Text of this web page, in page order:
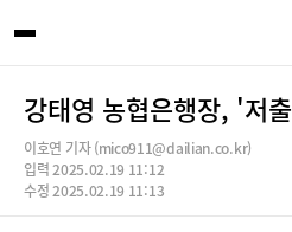
강태영 농협은행장, '저
이호연 기자 (mico911@dailian.co.kr)
입력 2025.02.19 11:12
수정 2025.02.19 11:13